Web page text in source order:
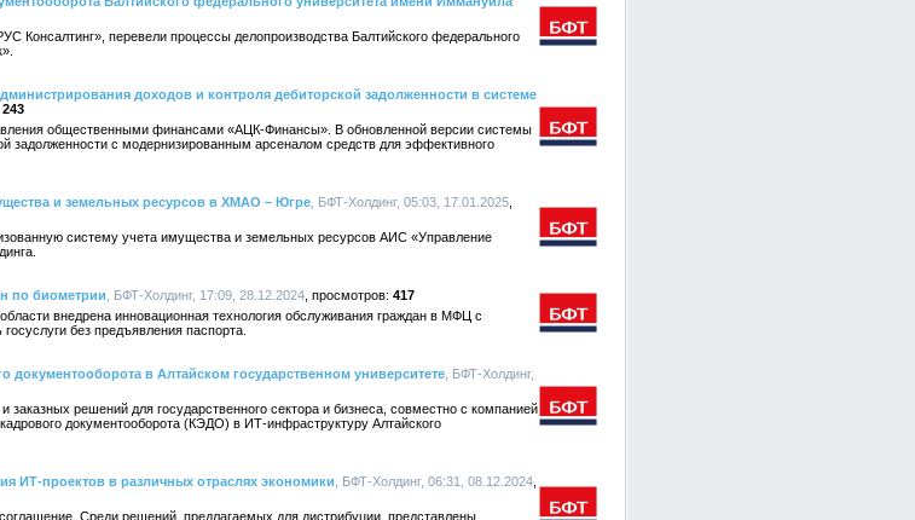
Консалтинг», перевели процессы делопроизводства Балтийского федерального
доходов и контроля дебиторской задолженности в системе
243
общественными финансами «АЦК-Финансы». В обновленной версии системы
задолженности с модернизированным арсеналом средств для эффективного
и земельных ресурсов в ХМАО – Югре , БФТ-Холдинг, 05:03, 17.01.2025
систему учета имущества и земельных ресурсов АИС «Управление
по биометрии , БФТ-Холдинг, 17:09, 28.12.2024
417
внедрена инновационная технология обслуживания граждан в МФЦ с
без предъявления паспорта.
в Алтайском государственном университете , БФТ-Холдинг,
решений для государственного сектора и бизнеса, совместно с компанией
документооборота (КЭДО) в ИТ-инфраструктуру Алтайского
ИТ-проектов в различных отраслях экономики , БФТ-Холдинг, 06:31, 08.12.2024
Среди решений, предлагаемых для дистрибуции, представлены